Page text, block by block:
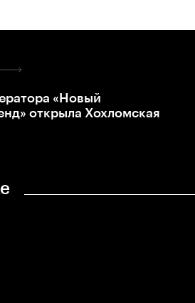
«Новый
открыла Хохломская